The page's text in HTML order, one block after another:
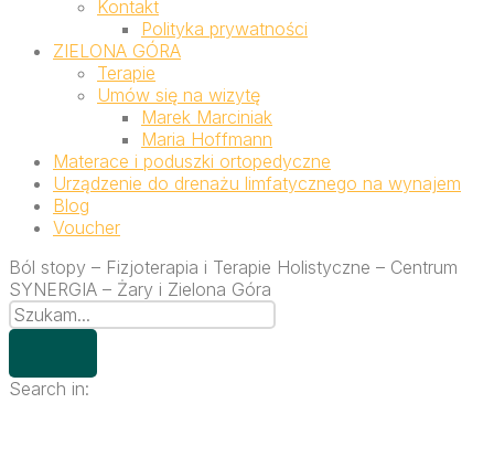
Kontakt
Polityka prywatności
ZIELONA GÓRA
Terapie
Umów się na wizytę
Marek Marciniak
Maria Hoffmann
Materace i poduszki ortopedyczne
Urządzenie do drenażu limfatycznego na wynajem
Blog
Voucher
Ból stopy – Fizjoterapia i Terapie Holistyczne – Centrum
SYNERGIA – Żary i Zielona Góra
Search in: